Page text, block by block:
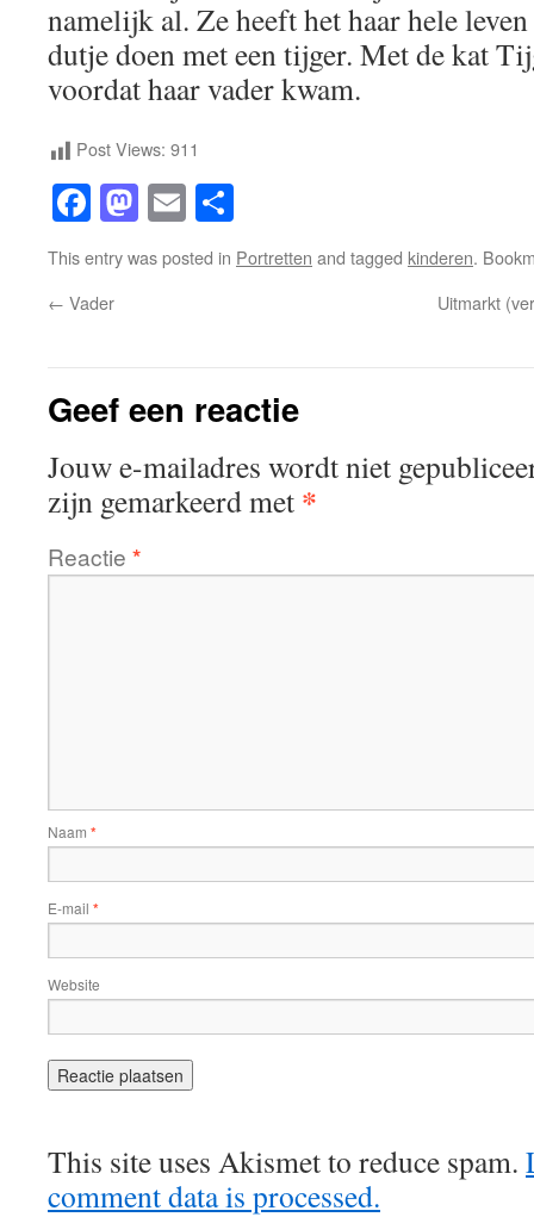
namelijk al. Ze heeft het haar hele
dutje doen met een tijger. Met de kat
voordat haar vader kwam.
Post Views: 911
Facebook
Mastodon
Email
This entry was posted in Portretten and tagged kinderen.
← Vader Uitmarkt
Geef een reactie
Jouw e-mailadres wordt niet
zijn gemarkeerd met *
Reactie *
Naam *
E-mail *
Website
This site uses Akismet to reduce spam.
comment data is processed.